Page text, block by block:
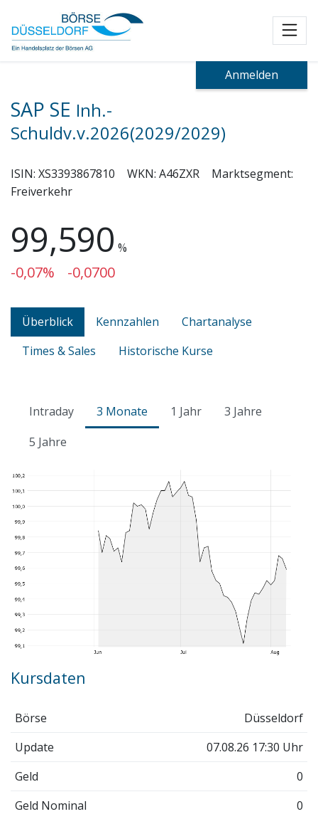
Anmelden
SAP SE Inh.-
Schuldv.v.2026(2029/2029)
ISIN: XS3393867810 WKN: A46ZXR
Marktsegment:
Freiverkehr
99,590 %
-0,07% -0,0700
Überblick Kennzahlen
Chartanalyse
Times & Sales
Historische Kurse
Intraday 3 Monate 1 Jahr
3 Jahre
5 Jahre
Kursdaten
Börse
Düsseldorf
Update
07.08.26 17:30 Uhr
Geld
0
Geld Nominal
0